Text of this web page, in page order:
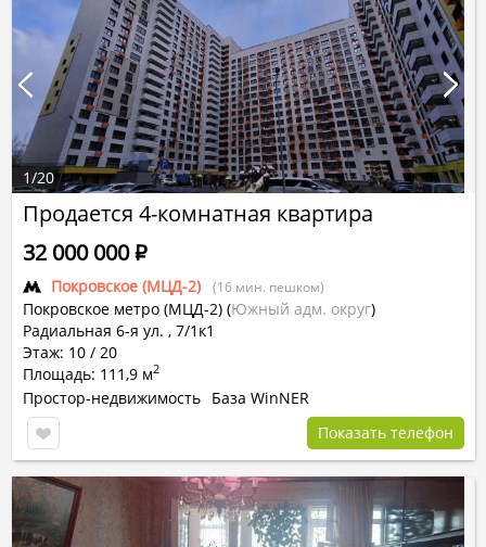
Продается 4-комнатная квартира
Покровское (МЦД-2) (16 мин. пешком)
Покровское метро (МЦД-2) (Южный адм. округ)
Радиальная 6-я ул. , 7/1к1
Этаж: 10 / 20
Площадь: 111,9 м2
32 000 000Р
Простор-недвижимость База WinNER
Показать телефон
1/20